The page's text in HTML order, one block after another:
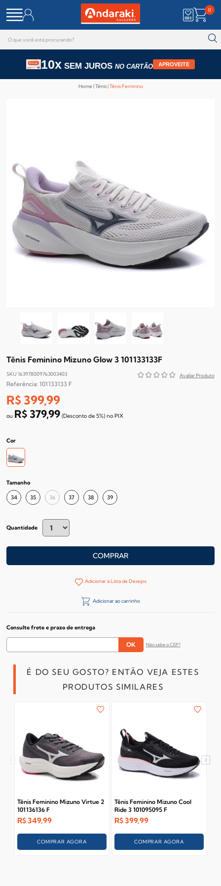
0
10x SEM JUROS NO CARTÃO APROVEITE
Home Tênis Tênis Feminino
Tênis Feminino Mizuno Glow 3 101133133F
SKU 163978009763003403
101133133 F
R$ 399,99
R$ 379,99 (Desconto de 5%) no PIX
Cor
Tamanho
34 35 36 37 38 39
Quantidade
COMPRAR
Adicionar à Lista de Desejos
Adicionar ao carrinho
Consulte frete e prazo de entrega
Não sabe o CEP?
É DO SEU GOSTO? ENTÃO VEJA ESTES
PRODUTOS SIMILARES
Tênis Feminino Mizuno Virtue 2
101136136 F
R$ 349,99
COMPRAR AGORA
Tênis Feminino Mizuno Cool
Ride 3 101095095 F
R$ 399,99
COMPRAR AGORA